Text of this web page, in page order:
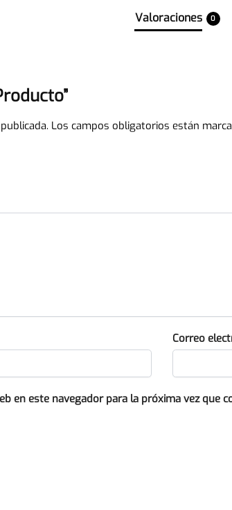
Valoraciones 0
Los campos obligatorios están
Correo
en este navegador para la próxima vez que